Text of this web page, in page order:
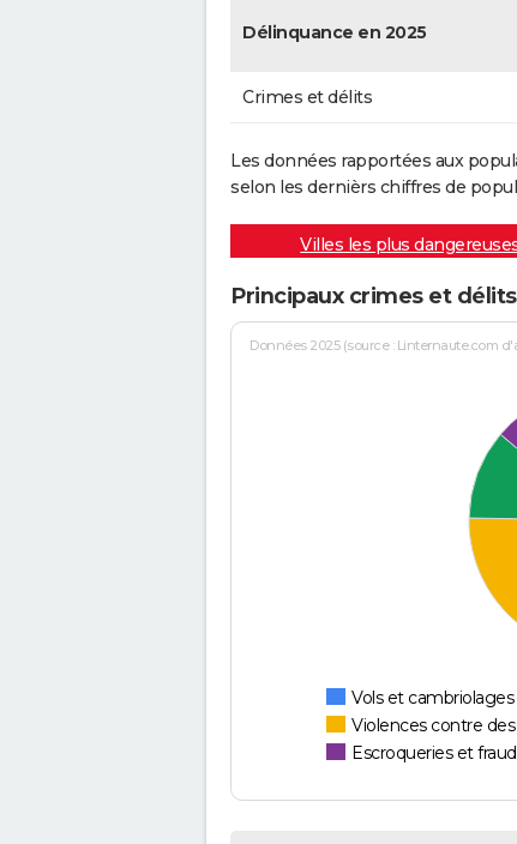
Délinquance en 2025
Crimes et délits
Les données rapportées aux
selon les dernièrs chiffres de
Villes les plus
Principaux crimes et
Données 2025 (source : Linternaute.com
Vols et cambriolages
Violences contre
Escroqueries et